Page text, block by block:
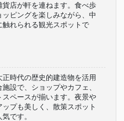
貨店が軒を連ねます。食べ歩
ッピングを楽しみながら、中
触れられる観光スポットで
正時代の歴史的建造物を活用
施設で、ショップやカフェ、
スペースが揃います。夜景や
ップも美しく、散策スポット
です。